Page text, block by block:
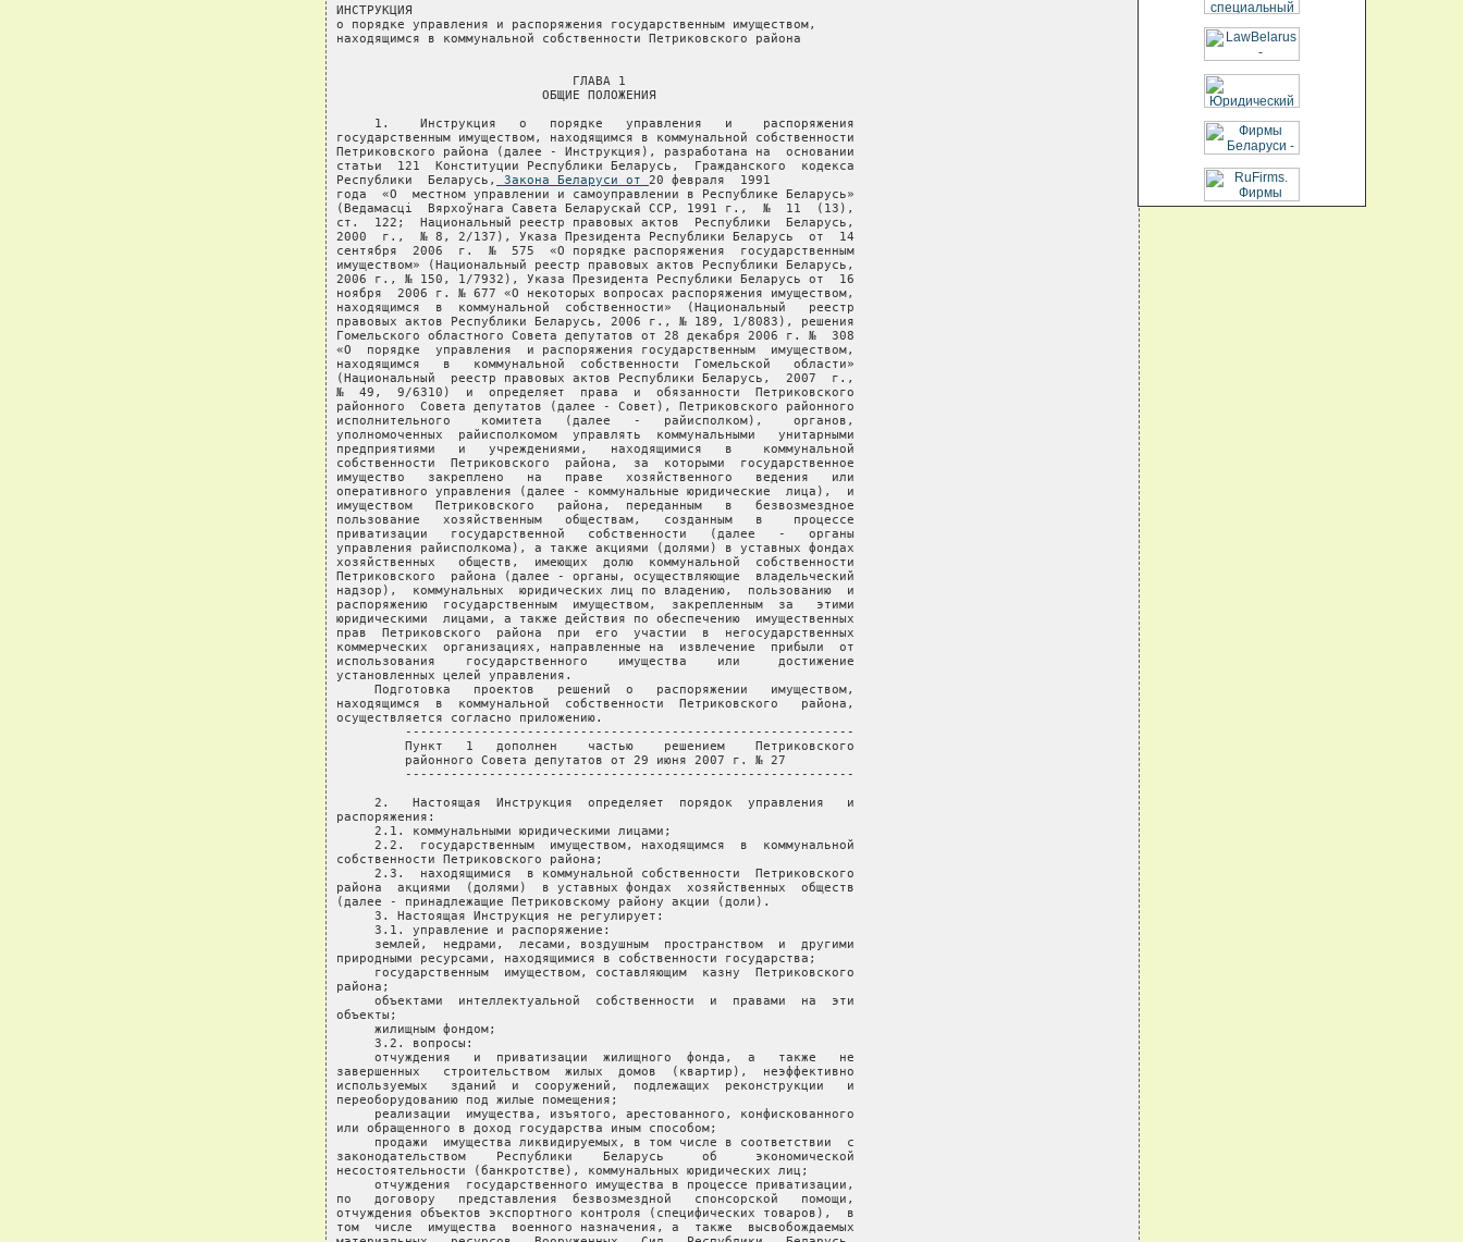
ИНСТРУКЦИЯ
о порядке управления и распоряжения государственным имуществом,
находящимся в коммунальной собственности Петриковского района
                               ГЛАВА 1
                           ОБЩИЕ ПОЛОЖЕНИЯ
     1.    Инструкция   о   порядке   управления   и    распоряжения
государственным имуществом, находящимся в коммунальной собственности
Петриковского района (далее - Инструкция), разработана на  основании
статьи  121  Конституции Республики Беларусь,  Гражданского  кодекса
Республики  Беларусь,
Закона Беларуси от 20 февраля  1991
года  «О  местном управлении и самоуправлении в Республике Беларусь»
(Ведамасцi  Вярхоўнага Савета Беларускай ССР, 1991 г.,  №  11  (13),
ст.  122;  Национальный реестр правовых актов  Республики  Беларусь,
2000  г.,  № 8, 2/137), Указа Президента Республики Беларусь  от  14
сентября  2006  г.  №  575  «О порядке распоряжения  государственным
имуществом» (Национальный реестр правовых актов Республики Беларусь,
2006 г., № 150, 1/7932), Указа Президента Республики Беларусь от  16
ноября  2006 г. № 677 «О некоторых вопросах распоряжения имуществом,
находящимся  в  коммунальной  собственности»  (Национальный   реестр
правовых актов Республики Беларусь, 2006 г., № 189, 1/8083), решения
Гомельского областного Совета депутатов от 28 декабря 2006 г. №  308
«О  порядке  управления  и распоряжения государственным  имуществом,
находящимся   в   коммунальной  собственности  Гомельской   области»
(Национальный  реестр правовых актов Республики Беларусь,  2007  г.,
№  49,  9/6310)  и  определяет  права  и  обязанности  Петриковского
районного  Совета депутатов (далее - Совет), Петриковского районного
исполнительного    комитета   (далее   -   райисполком),    органов,
уполномоченных  райисполкомом  управлять  коммунальными   унитарными
предприятиями   и   учреждениями,   находящимися   в    коммунальной
собственности  Петриковского  района,  за  которыми  государственное
имущество   закреплено   на   праве   хозяйственного   ведения   или
оперативного управления (далее - коммунальные юридические  лица),  и
имуществом   Петриковского   района,  переданным   в   безвозмездное
пользование   хозяйственным   обществам,   созданным   в    процессе
приватизации   государственной   собственности   (далее   -   органы
управления райисполкома), а также акциями (долями) в уставных фондах
хозяйственных   обществ,  имеющих  долю  коммунальной  собственности
Петриковского  района (далее - органы, осуществляющие  владельческий
надзор),  коммунальных  юридических лиц по владению,  пользованию  и
распоряжению  государственным  имуществом,  закрепленным  за   этими
юридическими  лицами, а также действия по обеспечению  имущественных
прав  Петриковского  района  при  его  участии  в  негосударственных
коммерческих  организациях, направленные на  извлечение  прибыли  от
использования    государственного    имущества    или     достижение
установленных целей управления.
     Подготовка   проектов   решений  о   распоряжении   имуществом,
находящимся  в  коммунальной  собственности  Петриковского   района,
осуществляется согласно приложению. 
         -----------------------------------------------------------
         Пункт   1   дополнен    частью    решением    Петриковского
         районного Совета депутатов от 29 июня 2007 г. № 27
         -----------------------------------------------------------

     2.   Настоящая  Инструкция  определяет  порядок  управления   и
распоряжения:
     2.1. коммунальными юридическими лицами;
     2.2.  государственным  имуществом, находящимся  в  коммунальной
собственности Петриковского района;
     2.3.  находящимися  в коммунальной собственности  Петриковского
района  акциями  (долями)  в уставных фондах  хозяйственных  обществ
(далее - принадлежащие Петриковскому району акции (доли).
     3. Настоящая Инструкция не регулирует:
     3.1. управление и распоряжение:
     землей,  недрами,  лесами, воздушным  пространством  и  другими
природными ресурсами, находящимися в собственности государства;
     государственным  имуществом, составляющим  казну  Петриковского
района;
     объектами  интеллектуальной  собственности  и  правами  на  эти
объекты;
     жилищным фондом;
     3.2. вопросы:
     отчуждения   и  приватизации  жилищного  фонда,  а   также   не
завершенных   строительством  жилых  домов  (квартир),  неэффективно
используемых   зданий  и  сооружений,  подлежащих  реконструкции   и
переоборудованию под жилые помещения;
     реализации  имущества, изъятого, арестованного, конфискованного
или обращенного в доход государства иным способом;
     продажи  имущества ликвидируемых, в том числе в соответствии  с
законодательством    Республики    Беларусь     об     экономической
несостоятельности (банкротстве), коммунальных юридических лиц;
     отчуждения  государственного имущества в процессе приватизации,
по   договору   представления  безвозмездной   спонсорской   помощи,
отчуждения объектов экспортного контроля (специфических товаров),  в
том  числе  имущества  военного назначения, а  также  высвобождаемых
материальных   ресурсов   Вооруженных   Сил   Республики   Беларусь,
имущества, являющегося носителем государственных секретов;
     списания имущества коммунальными юридическими лицами,  а  также
списания   имущества,  находящегося  в  коммунальной   собственности
Петриковского  района,  негосударственными юридическими  лицами,  на
балансе которых находится указанное имущество;
     распоряжения   государственным   имуществом,   находящимся    в
коммунальной  собственности Петриковского  района,  производимого  в
связи с изъятием в установленном порядке земельных участков.
     4.   Для   целей  настоящей  Инструкции  применяются  следующие
основные понятия и определения:
     государственное   имущество,   находящееся    в    коммунальной
собственности   Петриковского  района   (далее   -   государственное
имущество),    -   государственное   имущество,   закрепленное    за
коммунальными  юридическими лицами на праве хозяйственного  ведения,
оперативного управления, а также принадлежащие Петриковскому  району
акции  (доли)  и  (или)  государственное  имущество,  находящееся  в
коммунальной   собственности  Петриковского  района,  переданное   в
безвозмездное  пользование  хозяйственным  обществам,  созданным   в
процессе приватизации государственной собственности;
     отчуждение    -    передача   из   коммунальной   собственности
Петриковского  района в республиканскую собственность,  коммунальную
собственность  иных административно-территориальных единиц  и  (или)
частную собственность на возмездной или безвозмездной основе, в  том
числе внесение в уставный фонд негосударственного юридического лица,
имущества,  находящегося в коммунальной собственности  Петриковского
района   и  закрепленного  за  коммунальными  юридическими   лицами,
органами управления райисполкома и иными организациями, подчиненными
райисполкому;
     передача  без изменения формы собственности - передача  другому
коммунальному  юридическому  лицу на  возмездной  или  безвозмездной
основе   имущества,   находящегося  в   коммунальной   собственности
Петриковского  района,  не связанная с прекращением  права  районной
коммунальной собственности.
     5.   Реализация   целей  и  задач  управления  и   распоряжения
государственным  имуществом обеспечивается  Советом,  райисполкомом,
органами   управления   райисполкома,  руководителями   коммунальных
юридических  лиц и представителями государства в органах  управления
хозяйственных  обществ  (товариществ),  имеющих  долю   коммунальной
собственности Петриковского района в уставном фонде.
                                  
                               ГЛАВА 2
  УПРАВЛЕНИЕ ГОСУДАРСТВЕННЫМ ИМУЩЕСТВОМ, НАХОДЯЩИМСЯ В КОММУНАЛЬНОЙ
                 СОБСТВЕННОСТИ ПЕТРИКОВСКОГО РАЙОНА
                                  
     6.    Построение   и   функционирование   системы    управления
государственным    имуществом,   порядок   взаимодействия    органов
управления    райисполкома   определяются   настоящей   Инструкцией,
нормативными правовыми актами Совета и райисполкома.
     7.  Исключительно на сессиях Совета рассматриваются и  решаются
следующие вопросы:
     7.1.  определение  в пределах, установленных  законодательством
Республики    Беларусь,    порядка   управления    и    распоряжения
государственным имуществом;
     7.2. делегирование отдельных полномочий райисполкому;
     7.3.  приобретение  в коммунальную собственность  Петриковского
района  за  счет средств районного бюджета или безвозмездно,  в  том
числе  из республиканской собственности и коммунальной собственности
иных   административно-территориальных  единиц,   юридических   лиц,
предприятий   как   имущественных  комплексов   и   их   структурных
подразделений;
     7.4.  передача  юридических лиц, предприятий как  имущественных
комплексов   и   их   структурных  подразделений   из   коммунальной
собственности   Петриковского  района  в  собственность   Республики
Беларусь и иных административно-территориальных единиц;
     7.5.   безвозмездное  отчуждение  государственного   имущества,
относящегося к основным средствам, остаточной стоимостью  на  момент
отчуждения   свыше   1000   базовых   величин,   юридическим   лицам
негосударственной    формы    собственности    (их    объединениям),
индивидуальным   предпринимателям,   физическим   лицам,   а   также
иностранным юридическим лицам (их объединениям) и физическим  лицам,
за    исключением   ограничений,   установленных   законодательством
Республики Беларусь;
     7.6.    отчуждение,   включая   безвозмездное,    принадлежащих
Петриковскому району акций (долей), стоимость которых  превышает  10
тысяч  базовых  величин,  иного имущества  в  случаях,  определяемых
законодательством Республики Беларусь;
     7.7.  залог предприятий как имущественных комплексов,  а  также
зданий,    сооружений,   изолированных   помещений,    незавершенных
законсервированных  капитальных  строений,  передаточных  устройств,
иного   недвижимого  имущества,  машин,  оборудования,  транспортных
средств на сумму свыше 300 тысяч базовых величин.
     8. Совет:
     8.1.    утверждает   перечень   организаций,   находящихся    в
коммунальной  собственности  Петриковского  района,  не   подлежащих
приватизации;
     8.2.   обладает  преимущественным  правом  на  приобретение   в
установленном   законодательством   Республики   Беларусь    порядке
находящихся на территории Петриковского района общественных  зданий,
сооружений  и  иных  объектов, которые могут быть